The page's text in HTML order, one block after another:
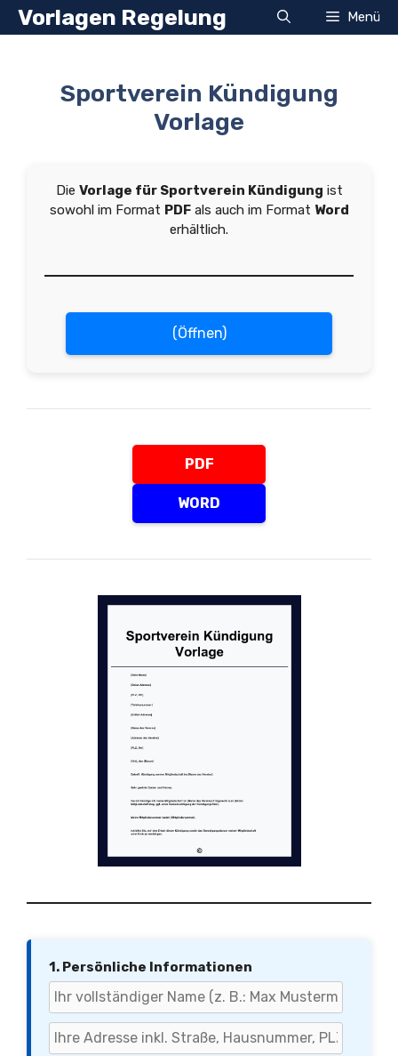
Zum
InhaltVorlagen Regelung Menü
Sportverein Kündigung
Vorlage
Die Vorlage für Sportverein Kündigung ist
sowohl im Format PDFals auch im Format Word
erhältlich.
(Öffnen)
PDF
WORD
1. Persönliche Informationen